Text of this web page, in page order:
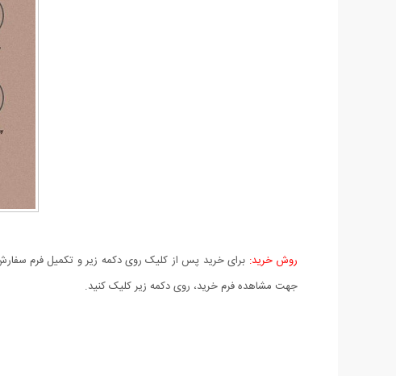
روش خرید: برای خرید پس از کلیک روی دکمه زیر و تکمیل فرم
جهت مشاهده فرم خرید، روی دکمه زیر کلیک کنید.